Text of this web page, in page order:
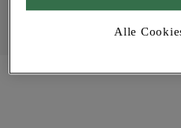
Wärmeschutz | Technische
Alle